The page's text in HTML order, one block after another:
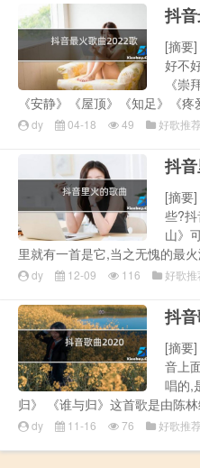
抖
[摘要
好不
《崇
《安静》《屋顶》《知足》《
dy 04-18 49 好歌推荐
抖
[摘要
些?
山》
里就有一首是它,当之无愧的最
dy 12-09 116 好歌推
抖
[摘要
音上
唱的,
归》 《谁与归》这首歌是由陈
dy 11-16 76 好歌推荐